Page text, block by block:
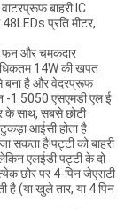
बाहरी IC
प्रति मीटर,
फन और चमकदार
14W की खपत
बना है और वेदरप्रूफ
-1 5050 एसएमडी एल ई
के साथ, सबसे छोटी
आईसी होता है
सकता है!पट्टी को बाहरी
एलईडी पट्टी के दो
छोर पर 4-पिन जेएसटी
है (या खुले तार, या 4 पिन